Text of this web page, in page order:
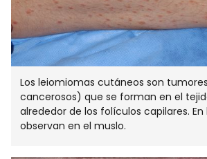
Los leiomiomas cutáneos son
cancerosos) que se forman en el
alrededor de los folículos capilares.
observan en el muslo.